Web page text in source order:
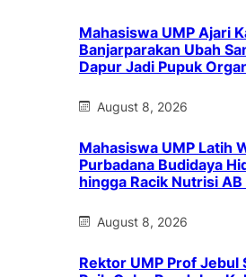
Mahasiswa UMP Ajari
Banjarparakan Ubah
Dapur Jadi Pupuk
August 8, 2026
Mahasiswa UMP Latih
Purbadana Budidaya
hingga Racik Nutrisi
August 8, 2026
Rektor UMP Prof Jebul